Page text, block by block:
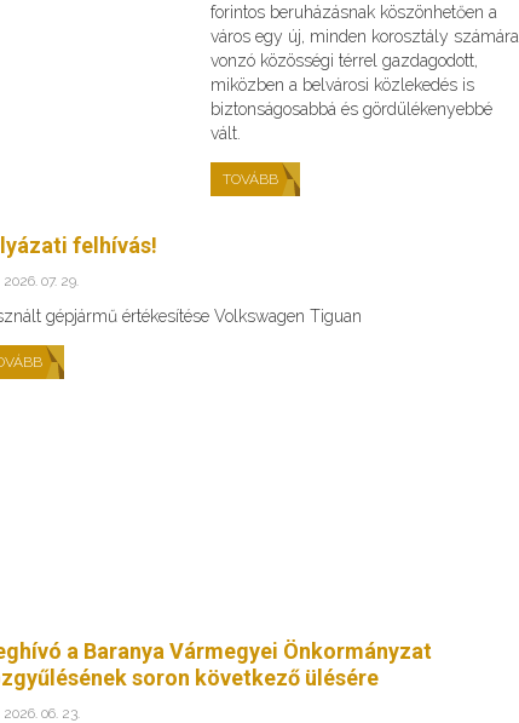
forintos beruházásnak köszönhetően a
város egy új, minden korosztály számára
vonzó közösségi térrel gazdagodott,
miközben a belvárosi közlekedés is
biztonságosabbá és gördülékenyebbé
vált.
TOVÁBB
felhívás!
2026. 07. 29.
gépjármű értékesítése Volkswagen Tiguan
a Baranya Vármegyei Önkormányzat
soron következő ülésére
2026. 06. 23.